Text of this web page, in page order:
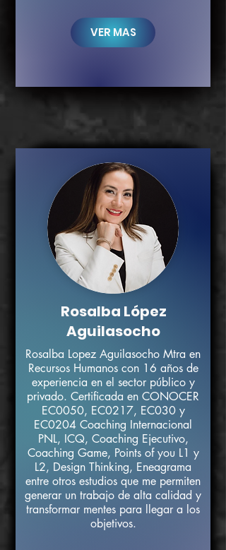
VER MÁS
Rosalba López
Aguilasocho
Rosalba Lopez Aguilasocho Mtra en
Recursos Humanos con 16 años de
experiencia en el sector público y
privado. Certificada en CONOCER
EC0050, EC0217, EC030 y
EC0204 Coaching Internacional
PNL, ICQ, Coaching Ejecutivo,
Coaching Game, Points of you L1 y
L2, Design Thinking, Eneagrama
entre otros estudios que me permiten
generar un trabajo de alta calidad y
transformar mentes para llegar a los
objetivos.